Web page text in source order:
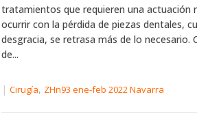
tratamientos que requieren una actuación
ocurrir con la pérdida de piezas dentales,
desgracia, se retrasa más de lo necesario.
de...
| Cirugía, ZHn93 ene-feb 2022 Navarra